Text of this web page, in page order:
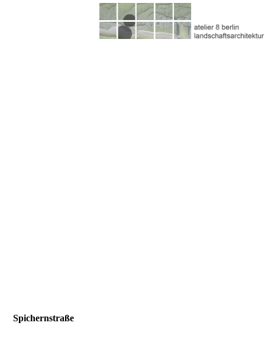
Spichernstraße